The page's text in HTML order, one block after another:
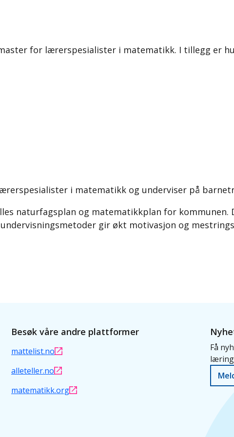
for lærerspesialister i matematikk. I tillegg er
i matematikk og underviser på
naturfagsplan og matematikkplan for kommunen.
gir økt motivasjon og
Besøk våre andre plattformer
mattelist.no
alleteller.no
matematikk.org
Få